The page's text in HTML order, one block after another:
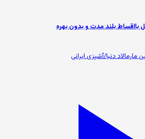
بلند مدت و بدون بهره